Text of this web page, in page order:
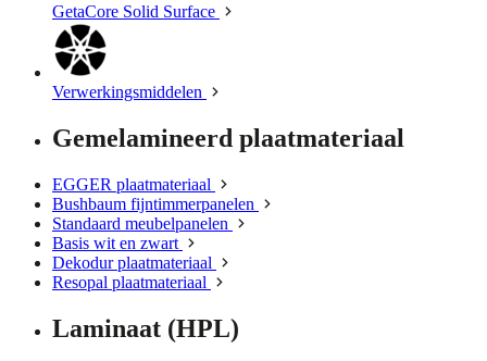
GetaCore Solid Surface
Verwerkingsmiddelen
Gemelamineerd plaatmateriaal
EGGER plaatmateriaal
Bushbaum fijntimmerpanelen
Standaard meubelpanelen
Basis wit en zwart
Dekodur plaatmateriaal
Resopal plaatmateriaal
Laminaat (HPL)